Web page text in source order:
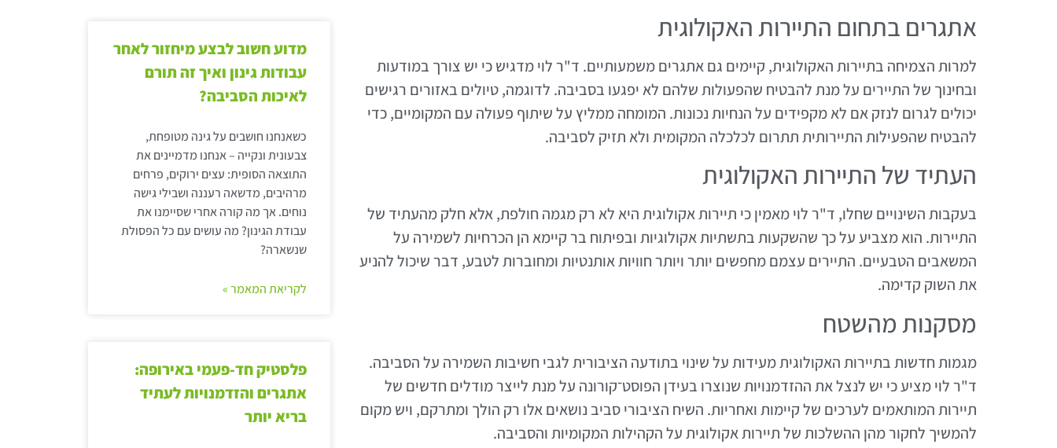
אתגרים בתחום התיירות האקולוגית
למרות הצמיחה בתיירות האקולוגית, קיימים גם אתגרים משמעותיים. ד"ר לוי מדגיש כי יש צורך במודעות
ובחינוך של התיירים על מנת להבטיח שהפעולות שלהם לא יפגעו בסביבה. לדוגמה, טיולים באזורים רגישים
יכולים לגרום לנזק אם לא מקפידים על הנחיות נכונות. המומחה ממליץ על שיתוף פעולה עם המקומיים, כדי
להבטיח שהפעילות התיירותית תתרום לכלכלה המקומית ולא תזיק לסביבה.
העתיד של התיירות האקולוגית
בעקבות השינויים שחלו, ד"ר לוי מאמין כי תיירות אקולוגית היא לא רק מגמה חולפת, אלא חלק מהעתיד של
התיירות. הוא מצביע על כך שהשקעות בתשתיות אקולוגיות ובפיתוח בר קיימא הן הכרחיות לשמירה על
המשאבים הטבעיים. התיירים עצמם מחפשים יותר ויותר חוויות אותנטיות ומחוברות לטבע, דבר שיכול להניע
את השוק קדימה.
מסקנות מהשטח
מגמות חדשות בתיירות האקולוגית מעידות על שינוי בתודעה הציבורית לגבי חשיבות השמירה על הסביבה.
ד"ר לוי מציע כי יש לנצל את ההזדמנויות שנוצרו בעידן הפוסט־קורונה על מנת לייצר מודלים חדשים של
תיירות המותאמים לערכים של קיימות ואחריות. השיח הציבורי סביב נושאים אלו רק הולך ומתרקם, ויש מקום
להמשיך לחקור מהן ההשלכות של תיירות אקולוגית על הקהילות המקומיות והסביבה.
מדוע חשוב לבצע מיחזור לאחר
עבודות גינון ואיך זה תורם
לאיכות הסביבה?
כשאנחנו חושבים על גינה מטופחת,
צבעונית ונקייה – אנחנו מדמיינים את
התוצאה הסופית: עצים ירוקים, פרחים
מרהיבים, מדשאה רעננה ושבילי גישה
נוחים. אך מה קורה אחרי שסיימנו את
עבודת הגינון? מה עושים עם כל הפסולת
שנשארה?
לקריאת המאמר »
פלסטיק חד-פעמי באירופה:
אתגרים והזדמנויות לעתיד
בריא יותר